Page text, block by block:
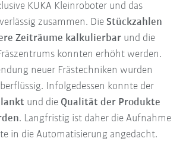
KUKA Kleinroboter und das
zusammen. DieStückzahlen
Zeiträume kalkulierbar und die
konnten erhöht werden.
neuer Frästechniken wurden
Infolgedessen konnte der
und die Qualität der Produkte
. Langfristig ist daher die Aufnahme
in die Automatisierung angedacht.